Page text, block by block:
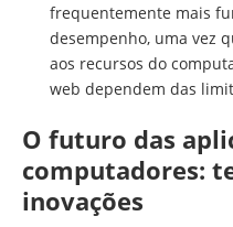
frequentemente mais
desempenho, uma vez
aos recursos do
web dependem das
O futuro das
computadores:
inovações